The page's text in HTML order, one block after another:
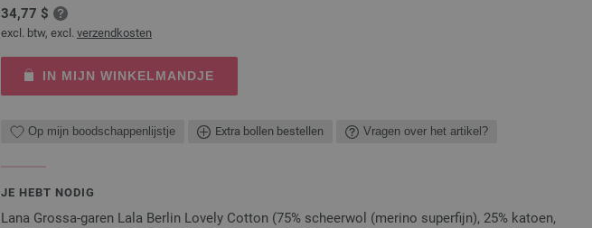
34,77 $
excl. btw, excl. verzendkosten
IN MIJN WINKELMANDJE
Op mijn boodschappenlijstje Extra bollen bestellen Vragen over het artikel?
JE HEBT NODIG
Lana Grossa-garen Lala Berlin Lovely Cotton (75% scheerwol (merino superfijn), 25% katoen,